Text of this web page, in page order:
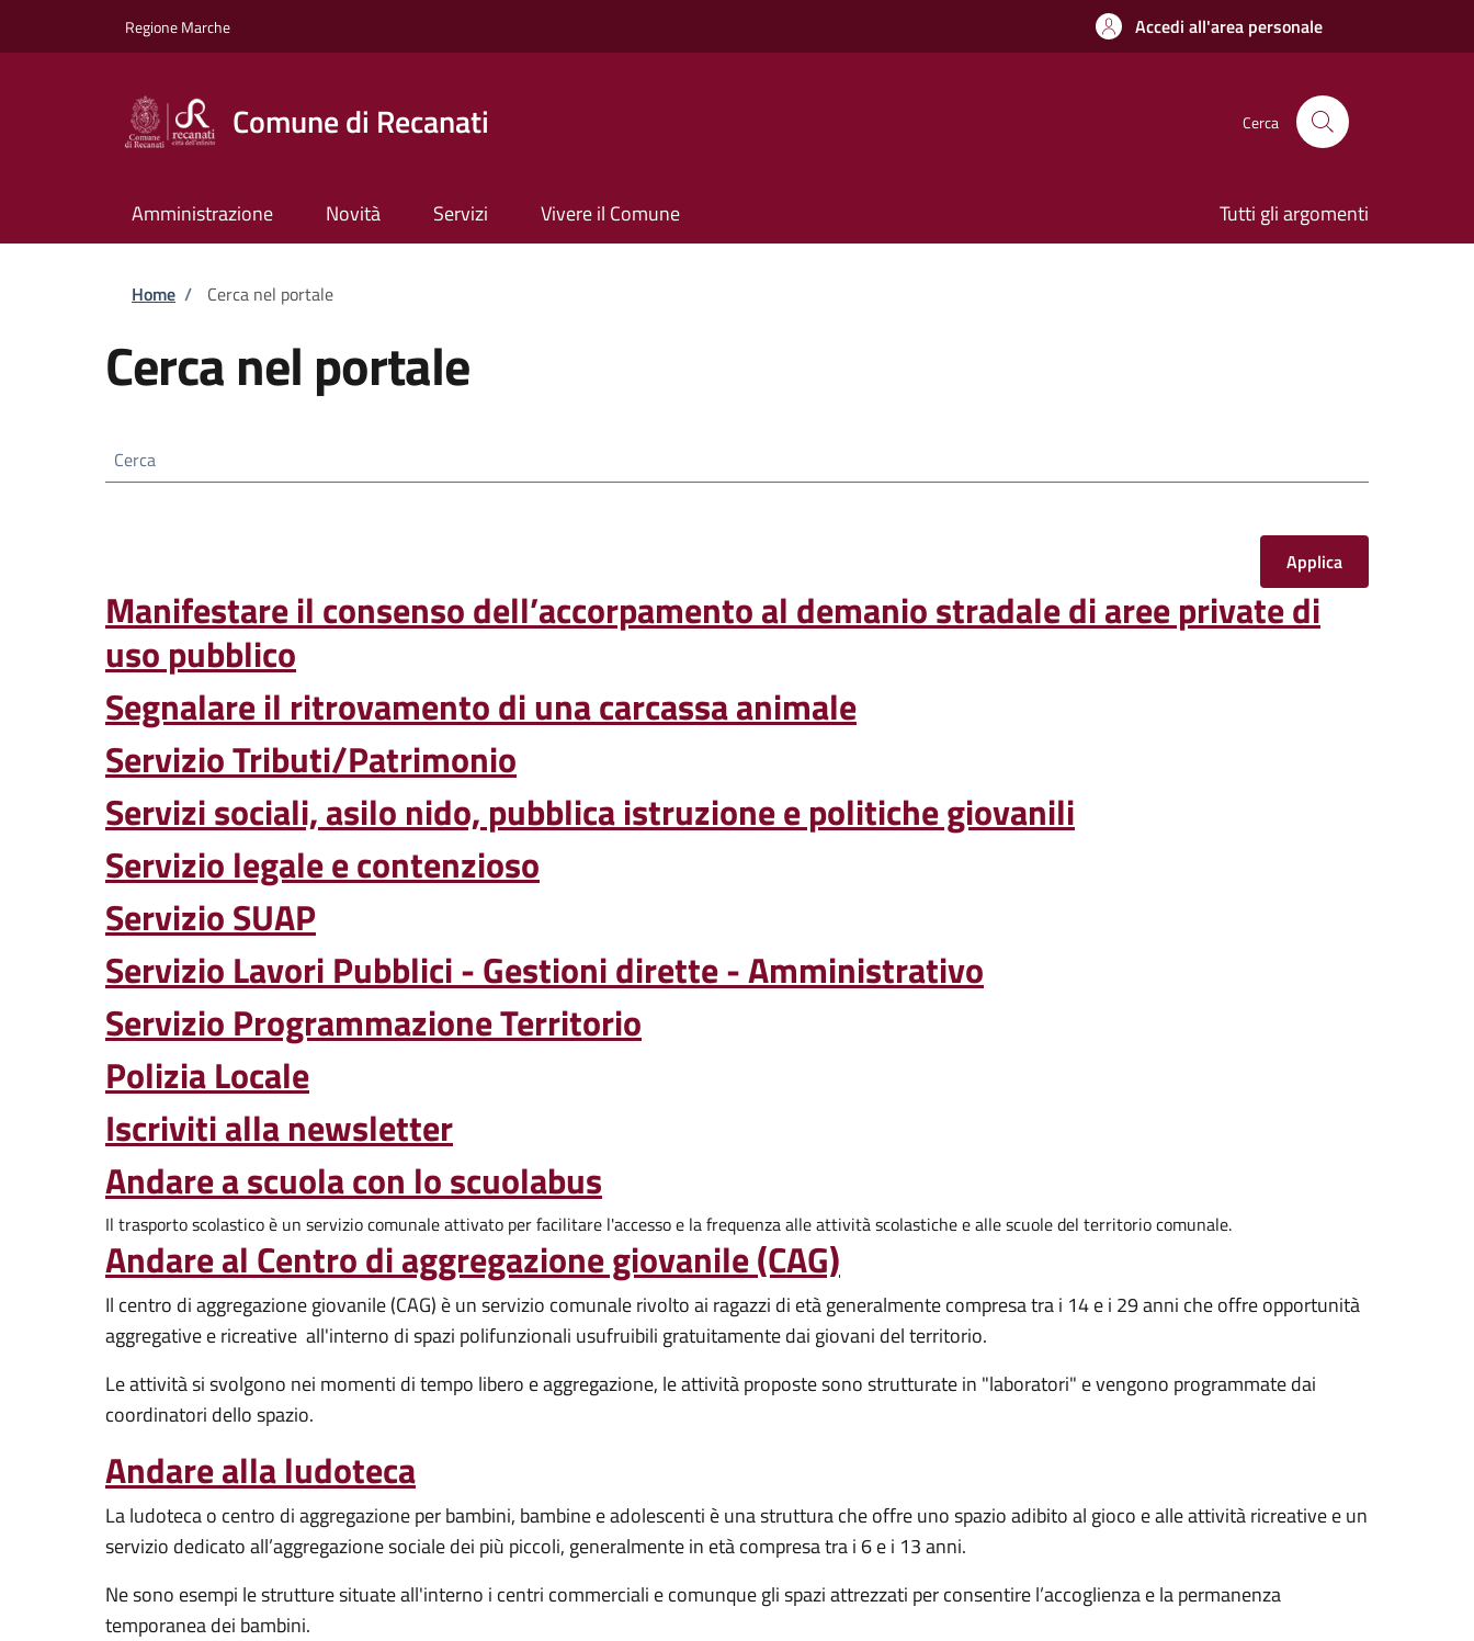
Regione Marche Accedi all'area personale
Comune di Recanati Cerca
Amministrazione Novità Servizi Vivere il Comune Tutti gli argomenti
Briciole di pane
Home / Cerca nel portale
Cerca nel portale
Cerca
Manifestare il consenso dell’accorpamento al demanio stradale di aree private di
uso pubblico
Segnalare il ritrovamento di una carcassa animale
Servizio Tributi/Patrimonio
Servizi sociali, asilo nido, pubblica istruzione e politiche giovanili
Servizio legale e contenzioso
Servizio SUAP
Servizio Lavori Pubblici - Gestioni dirette - Amministrativo
Servizio Programmazione Territorio
Polizia Locale
Iscriviti alla newsletter
Andare a scuola con lo scuolabus
Il trasporto scolastico è un servizio comunale attivato per facilitare l'accesso e la frequenza alle attività scolastiche e alle scuole del territorio comunale.
Andare al Centro di aggregazione giovanile (CAG)
Il centro di aggregazione giovanile (CAG) è un servizio comunale rivolto ai ragazzi di età generalmente compresa tra i 14 e i 29 anni che offre opportunità
aggregative e ricreative all'interno di spazi polifunzionali usufruibili gratuitamente dai giovani del territorio.
Le attività si svolgono nei momenti di tempo libero e aggregazione, le attività proposte sono strutturate in "laboratori" e vengono programmate dai
coordinatori dello spazio.
Andare alla ludoteca
La ludoteca o centro di aggregazione per bambini, bambine e adolescenti è una struttura che offre uno spazio adibito al gioco e alle attività ricreative e un
servizio dedicato all’aggregazione sociale dei più piccoli, generalmente in età compresa tra i 6 e i 13 anni.
Ne sono esempi le strutture situate all'interno i centri commerciali e comunque gli spazi attrezzati per consentire l’accoglienza e la permanenza
temporanea dei bambini.